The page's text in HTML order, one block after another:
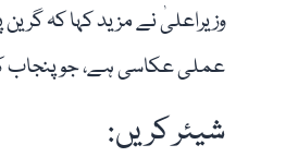
وزیراعلیٰ نے مزید کہا کہ
عملی عکاسی ہے، جو پنجاب
شیئر کریں: